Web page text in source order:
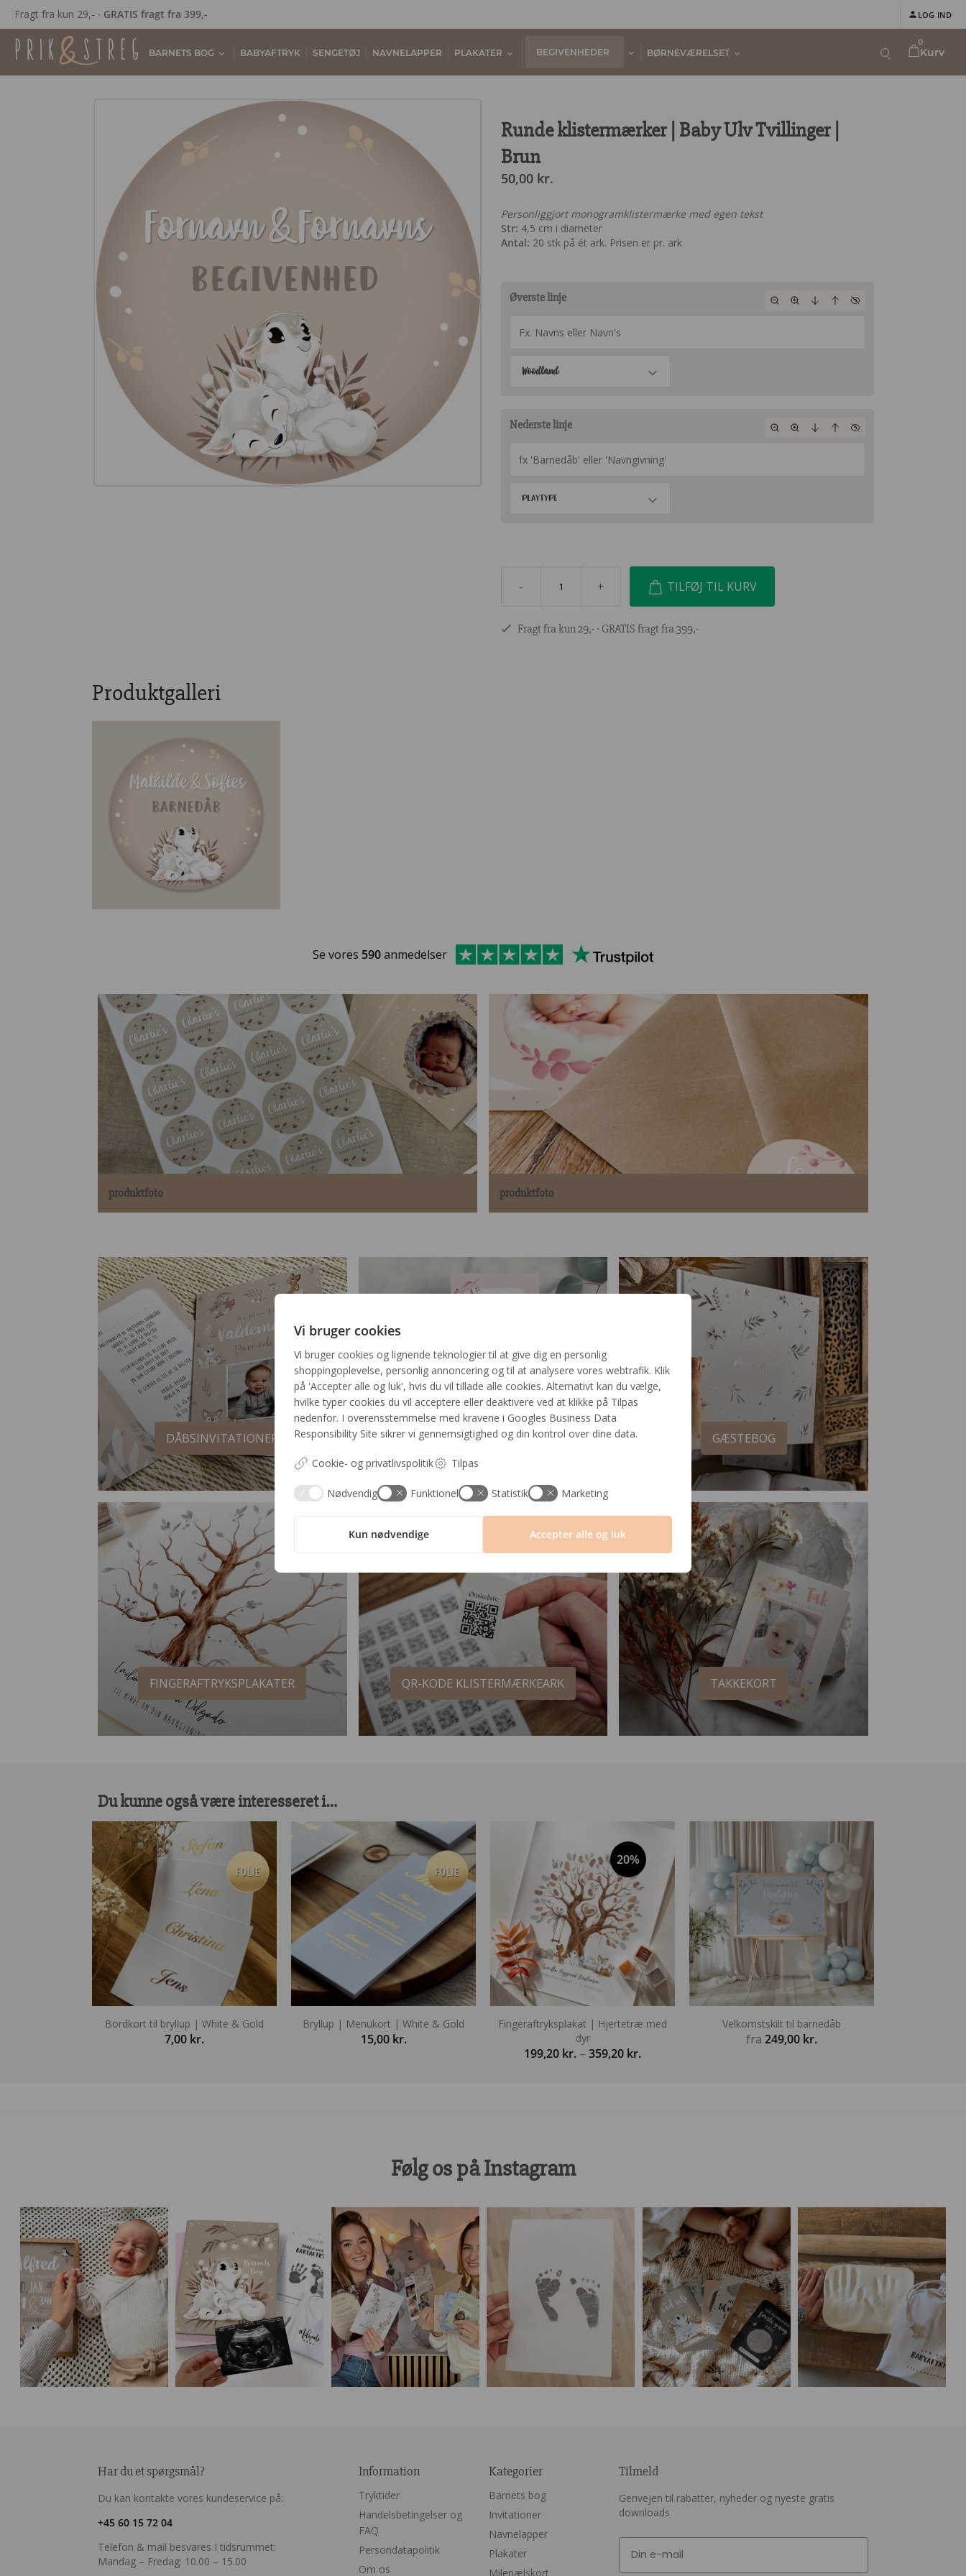
Fragt fra kun 29,- ∙ GRATIS fragt fra 399,- LOG IND
0
Kurv
BARNETS BOG BABYAFTRYK SENGETØJ NAVNELAPPER PLAKATER BEGIVENHEDER BØRNEVÆRELSET
Fornavn & Fornavns
Begivenhed
Runde klistermærker | Baby Ulv Tvillinger |
Brun
50,00 kr.
Personliggjort monogramklistermærke med egen tekst
Str: 4,5 cm i diameter
Antal: 20 stk på ét ark. Prisen er pr. ark
Øverste linje
Woodland
Nederste linje
Playtype
- + TILFØJ TIL KURV
Fragt fra kun 29,- ∙ GRATIS fragt fra 399,-
Produktgalleri
Se vores 590anmedelser
produktfoto produktfoto
DÅBSINVITATIONER MENUKORT GÆSTEBOG
FINGERAFTRYKSPLAKATER QR-KODE KLISTERMÆRKEARK TAKKEKORT
Du kunne også være interesseret i…
Bordkort til bryllup | White & Gold
7,00 kr.
Bryllup | Menukort | White & Gold
15,00 kr.
20%
Fingeraftryksplakat | Hjertetræ med
dyr
199,20 kr. – 359,20 kr.Prisinterval:
Velkomstskilt til barnedåb
fra 249,00 kr.
Følg os på Instagram
Har du et spørgsmål?
Du kan kontakte vores kundeservice på:
+45 60 15 72 04
Telefon & mail besvares I tidsrummet:
Mandag – Fredag: 10.00 – 15.00
Information
Tryktider
Handelsbetingelser og
FAQ
Persondatapolitik
Om os
Kategorier
Barnets bog
Invitationer
Navnelapper
Plakater
Milepælskort
Tilmeld
Genvejen til rabatter, nyheder og nyeste gratis
downloads
Vi bruger cookies
Vi bruger cookies og lignende teknologier til at give dig en personlig
shoppingoplevelse, personlig annoncering og til at analysere vores webtrafik. Klik
på 'Accepter alle og luk', hvis du vil tillade alle cookies. Alternativt kan du vælge,
hvilke typer cookies du vil acceptere eller deaktivere ved at klikke på Tilpas
nedenfor. I overensstemmelse med kravene i Googles Business Data
Responsibility Site sikrer vi gennemsigtighed og din kontrol over dine data.
Cookie- og privatlivspolitik Tilpas
Nødvendig Funktionel Statistik Marketing
Kun nødvendige Accepter alle og luk